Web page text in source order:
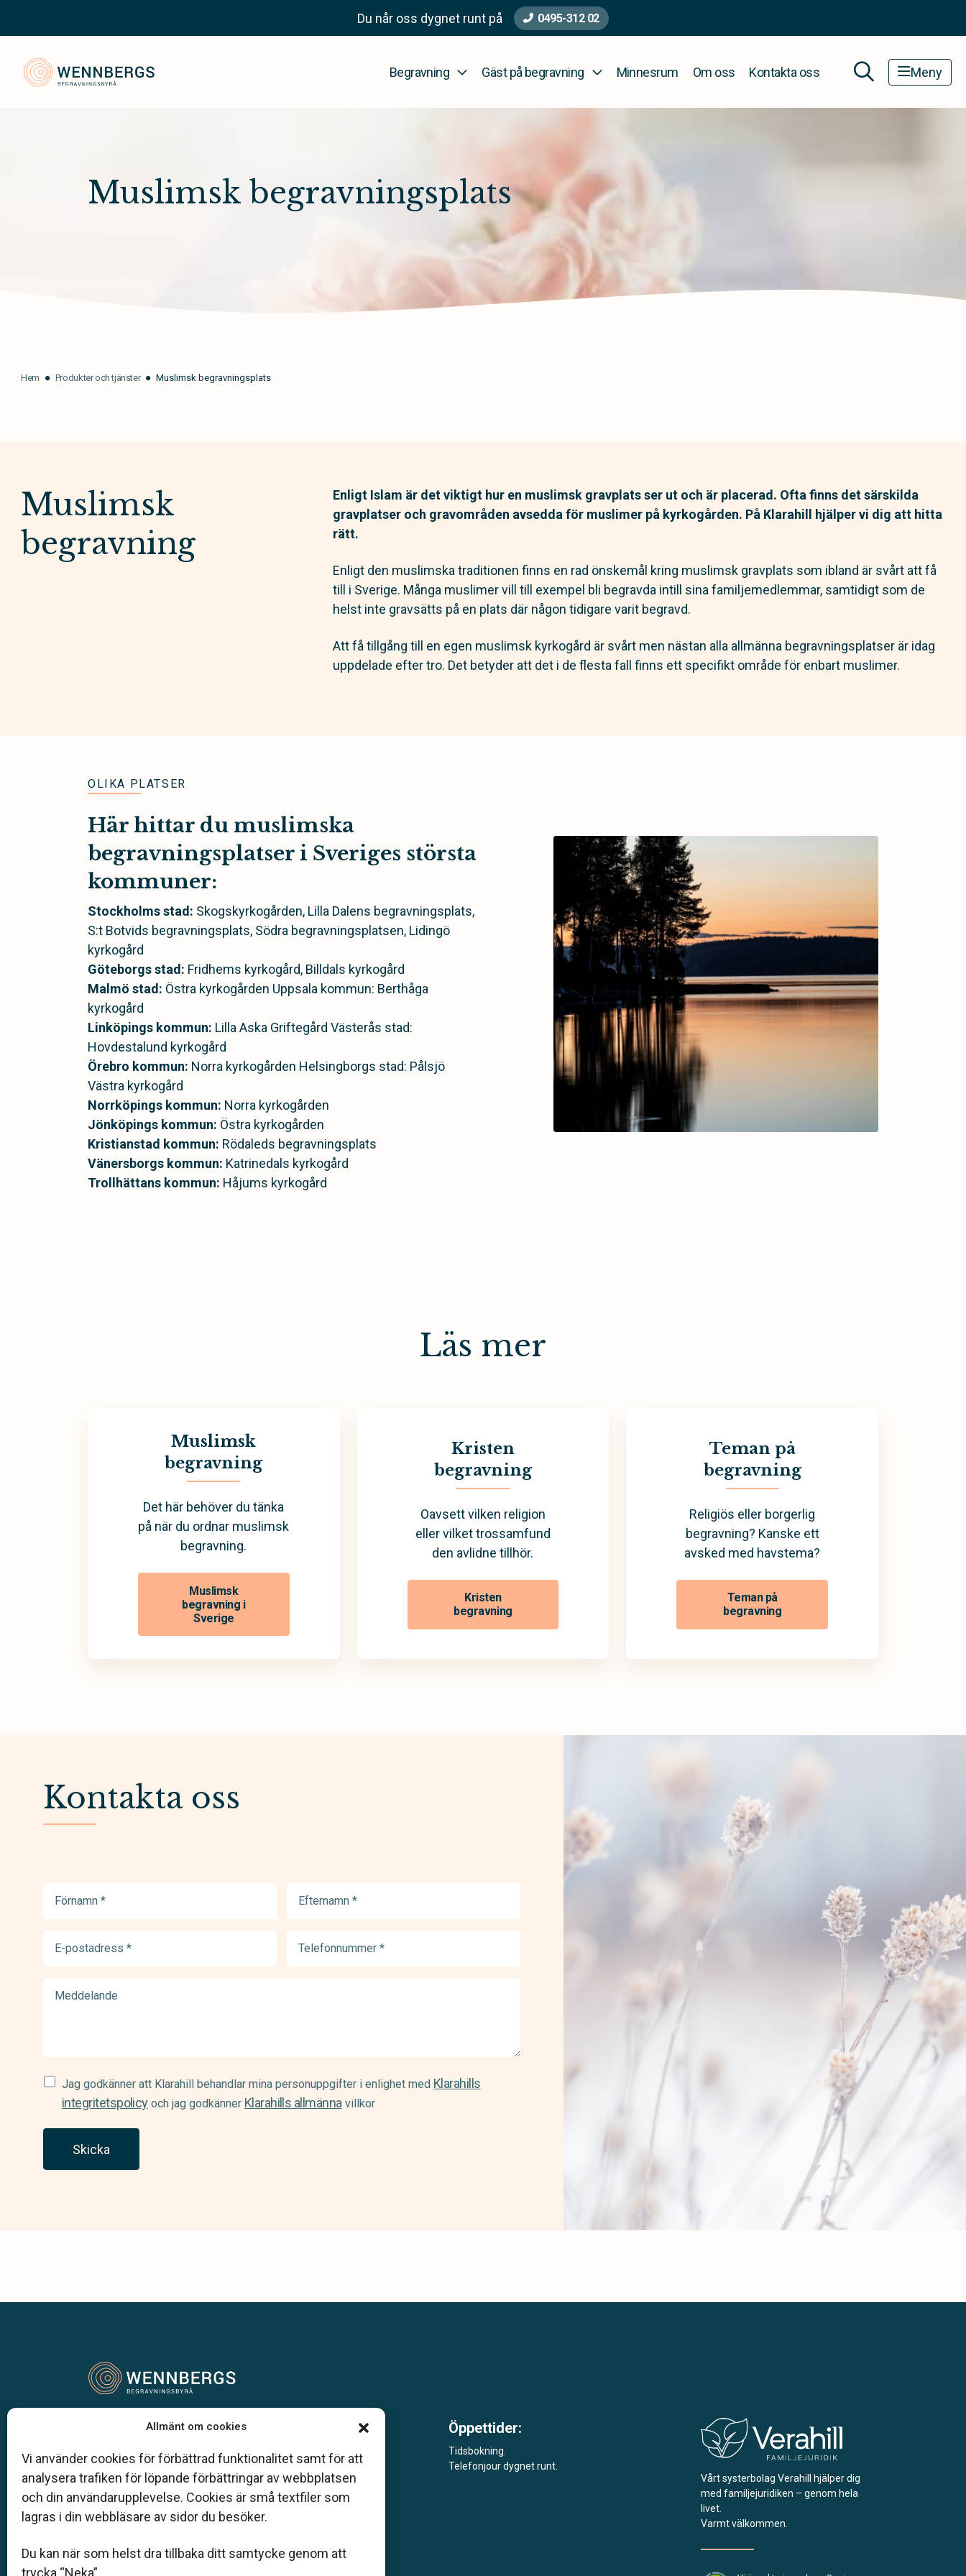
Allmänt om cookies
Vi använder cookies för förbättrad funktionalitet samt för att
analysera trafiken för löpande förbättringar av webbplatsen
och din användarupplevelse. Cookies är små textfiler som
lagras i din webbläsare av sidor du besöker.
Du kan när som helst dra tillbaka ditt samtycke genom att
trycka “Neka”.
Du når oss dygnet runt på 0495-312 02
Begravning Gäst på begravning Minnesrum Om oss Kontakta oss Meny
Muslimsk begravningsplats
Hem Produkter och tjänster Muslimsk begravningsplats
Muslimsk
begravning
Enligt Islam är det viktigt hur en muslimsk gravplats ser ut och är placerad. Ofta finns det särskilda
gravplatser och gravområden avsedda för muslimer på kyrkogården. På Klarahill hjälper vi dig att hitta
rätt.
Enligt den muslimska traditionen finns en rad önskemål kring muslimsk gravplats som ibland är svårt att få
till i Sverige. Många muslimer vill till exempel bli begravda intill sina familjemedlemmar, samtidigt som de
helst inte gravsätts på en plats där någon tidigare varit begravd.
Att få tillgång till en egen muslimsk kyrkogård är svårt men nästan alla allmänna begravningsplatser är idag
uppdelade efter tro. Det betyder att det i de flesta fall finns ett specifikt område för enbart muslimer.
OLIKA PLATSER
Här hittar du muslimska
begravningsplatser i Sveriges största
kommuner:
Stockholms stad: Skogskyrkogården, Lilla Dalens begravningsplats,
S:t Botvids begravningsplats, Södra begravningsplatsen, Lidingö
kyrkogård
Göteborgs stad: Fridhems kyrkogård, Billdals kyrkogård
Malmö stad: Östra kyrkogården Uppsala kommun: Berthåga
kyrkogård
Linköpings kommun: Lilla Aska Griftegård Västerås stad:
Hovdestalund kyrkogård
Örebro kommun: Norra kyrkogården Helsingborgs stad: Pålsjö
Västra kyrkogård
Norrköpings kommun: Norra kyrkogården
Jönköpings kommun: Östra kyrkogården
Kristianstad kommun: Rödaleds begravningsplats
Vänersborgs kommun: Katrinedals kyrkogård
Trollhättans kommun: Håjums kyrkogård
Läs mer
Muslimsk
begravning
Det här behöver du tänka
på när du ordnar muslimsk
begravning.
Muslimsk
begravning i
Sverige
Kristen
begravning
Oavsett vilken religion
eller vilket trossamfund
den avlidne tillhör.
Kristen
begravning
Teman på
begravning
Religiös eller borgerlig
begravning? Kanske ett
avsked med havstema?
Teman på
begravning
Kontakta oss
postadress
Samtycke
(Required)
Jag godkänner att Klarahill behandlar mina personuppgifter i enlighet med Klarahills
integritetspolicyoch jag godkänner Klarahills allmännavillkor
Skicka
Vår begravningsbyrå är en del av Klarahill.
auktoriserade inom Sveriges begravningsbyråers
förbund (SBF). Det personliga är centralt för oss, både
när det gäller bemötande och när vi utformar
skräddarsydda personliga begravningar.
virserum@klarahill.se
Öppettider:
Tidsbokning.
Telefonjour dygnet runt.
Vårt systerbolag Verahill hjälper dig
med familjejuridiken – genom hela
livet.
Varmt välkommen.